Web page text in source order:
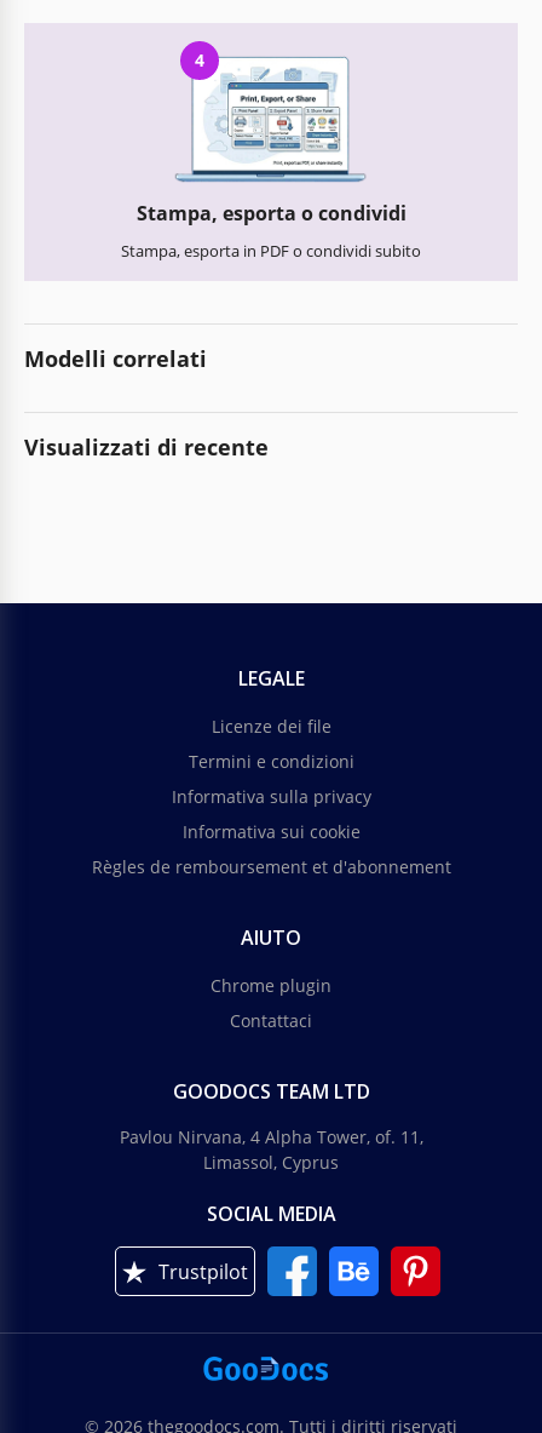
4
Stampa, esporta o condividi
Stampa, esporta in PDF o condividi subito
Modelli correlati
Visualizzati di recente
LEGALE
Licenze dei file
Termini e condizioni
Informativa sulla privacy
Informativa sui cookie
Règles de remboursement et d'abonnement
AIUTO
Chrome plugin
Contattaci
GOODOCS TEAM LTD
Pavlou Nirvana, 4 Alpha Tower, of. 11,
Limassol, Cyprus
SOCIAL MEDIA
Trustpilot
© 2026 thegoodocs.com. Tutti i diritti riservati